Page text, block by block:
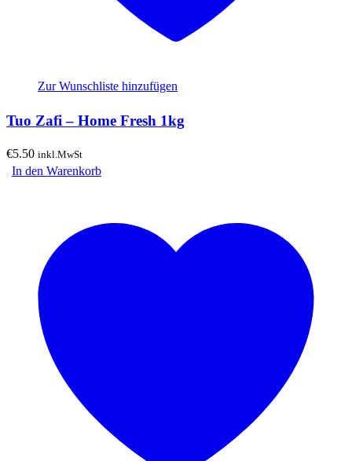
Zur Wunschliste hinzufügen
Tuo Zafi – Home Fresh 1kg
€5.50 inkl.MwSt
In den Warenkorb